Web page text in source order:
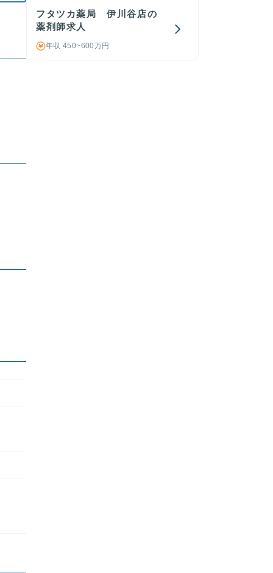
フタツカ薬局 伊川谷店の
薬剤師求人
年収 450~600万円